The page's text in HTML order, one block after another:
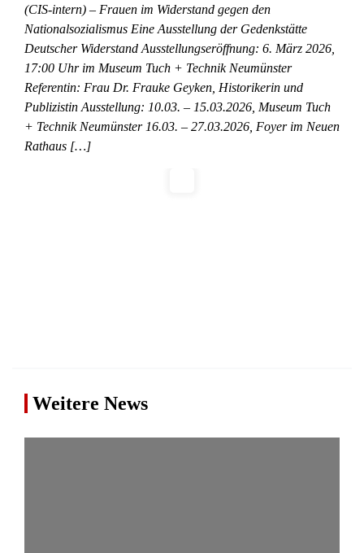
(CIS-intern) – Frauen im Widerstand gegen den
Nationalsozialismus Eine Ausstellung der Gedenkstätte
Deutscher Widerstand Ausstellungseröffnung: 6. März 2026,
17:00 Uhr im Museum Tuch + Technik Neumünster
Referentin: Frau Dr. Frauke Geyken, Historikerin und
Publizistin Ausstellung: 10.03. – 15.03.2026, Museum Tuch
+ Technik Neumünster 16.03. – 27.03.2026, Foyer im Neuen
Rathaus […]
Weitere News